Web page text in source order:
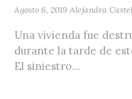
Agosto 6, 2019 Alejandra
Una vivienda fue
durante la tarde de
El siniestro...